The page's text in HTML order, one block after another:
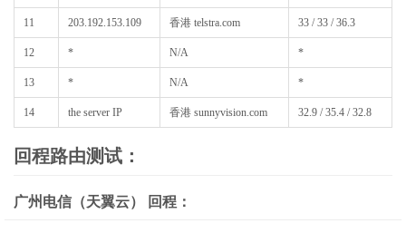
11 203.192.153.109 香港 telstra.com 33 / 33 / 36.3
12 * N/A *
13 * N/A *
14 the server IP 香港 sunnyvision.com 32.9 / 35.4 / 32.8
回程路由测试：
广州电信（天翼云） 回程：